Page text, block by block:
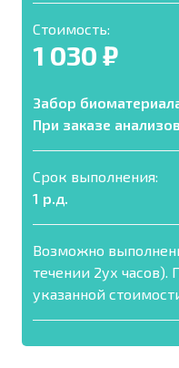
Стоимость:
1 030 ₽
Забор
При заказе
Срок выполнения:
1 р.д.
Возможно
течении 2ух
указанной